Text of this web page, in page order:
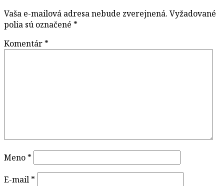
Vaša e-mailová adresa nebude zverejnená. Vyžadované
polia sú označené *
Komentár *
Meno *
E-mail *